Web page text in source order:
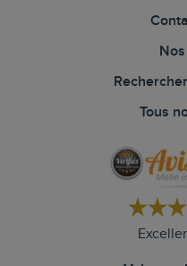
Tous